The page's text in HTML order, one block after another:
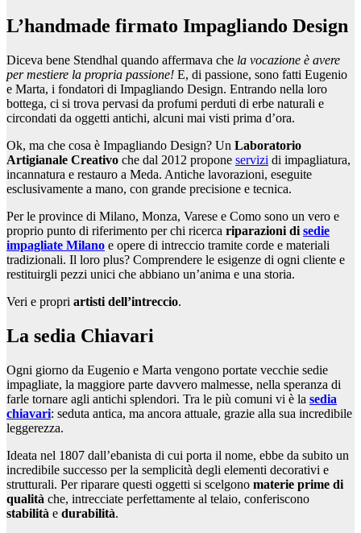
L’handmade firmato Impagliando Design
Diceva bene Stendhal quando affermava che la vocazione è avere
per mestiere la propria passione! E, di passione, sono fatti Eugenio
e Marta, i fondatori di Impagliando Design. Entrando nella loro
bottega, ci si trova pervasi da profumi perduti di erbe naturali e
circondati da oggetti antichi, alcuni mai visti prima d’ora.
Ok, ma che cosa è Impagliando Design? Un Laboratorio
Artigianale Creativo che dal 2012 propone servizi di impagliatura,
incannatura e restauro a Meda. Antiche lavorazioni, eseguite
esclusivamente a mano, con grande precisione e tecnica.
Per le province di Milano, Monza, Varese e Como sono un vero e
proprio punto di riferimento per chi ricerca riparazioni di sedie
impagliate Milano e opere di intreccio tramite corde e materiali
tradizionali. Il loro plus? Comprendere le esigenze di ogni cliente e
restituirgli pezzi unici che abbiano un’anima e una storia.
Veri e propri artisti dell’intreccio.
La sedia Chiavari
Ogni giorno da Eugenio e Marta vengono portate vecchie sedie
impagliate, la maggiore parte davvero malmesse, nella speranza di
farle tornare agli antichi splendori. Tra le più comuni vi è la sedia
chiavari: seduta antica, ma ancora attuale, grazie alla sua incredibile
leggerezza.
Ideata nel 1807 dall’ebanista di cui porta il nome, ebbe da subito un
incredibile successo per la semplicità degli elementi decorativi e
strutturali. Per riparare questi oggetti si scelgono materie prime di
qualità che, intrecciate perfettamente al telaio, conferiscono
stabilità e durabilità.